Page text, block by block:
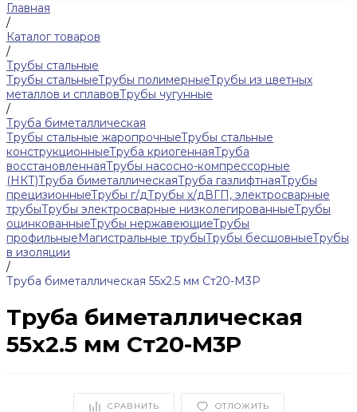
Главная
/
Каталог товаров
/
Трубы стальные
Трубы стальныеТрубы полимерныеТрубы из цветных
металлов и сплавовТрубы чугунные
/
Труба биметаллическая
Трубы стальные жаропрочныеТрубы стальные
конструкционныеТруба криогеннаяТруба
восстановленнаяТрубы насосно-компрессорные
(НКТ)Труба биметаллическаяТруба газлифтнаяТрубы
прецизионныеТрубы г/дТрубы х/дВГП, электросварные
трубыТрубы электросварные низколегированныеТрубы
оцинкованныеТрубы нержавеющиеТрубы
профильныеМагистральные трубыТрубы бесшовныеТрубы
в изоляции
/
Труба биметаллическая 55х2.5 мм Ст20-М3Р
Труба биметаллическая
55х2.5 мм Ст20-М3Р
СРАВНИТЬ ОТЛОЖИТЬ